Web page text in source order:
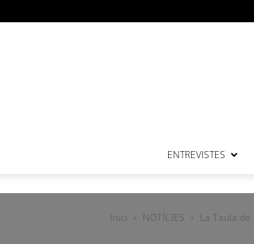
ENTREVISTES
Inici NOTÍCIES La Taula